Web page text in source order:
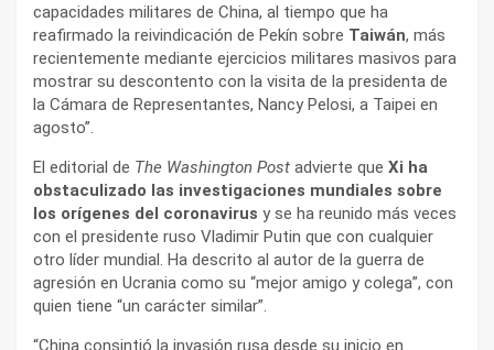
capacidades militares de China, al tiempo que ha
reafirmado la reivindicación de Pekín sobre Taiwán, más
recientemente mediante ejercicios militares masivos para
mostrar su descontento con la visita de la presidenta de
la Cámara de Representantes, Nancy Pelosi, a Taipei en
agosto”.
El editorial de The Washington Post advierte que Xi ha
obstaculizado las investigaciones mundiales sobre
los orígenes del coronavirus y se ha reunido más veces
con el presidente ruso Vladimir Putin que con cualquier
otro líder mundial. Ha descrito al autor de la guerra de
agresión en Ucrania como su “mejor amigo y colega”, con
quien tiene “un carácter similar”.
“China consintió la invasión rusa desde su inicio en